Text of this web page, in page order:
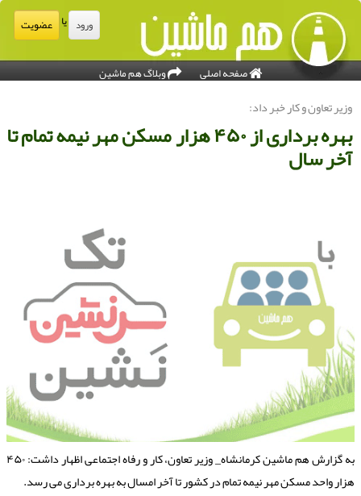
ورود عضویت
صفحه اصلی وبلاگ هم ماشین
وزیر تعاون و كار خبر داد:
بهره برداری از ۴۵۰ هزار مسكن مهر نیمه تمام تا
آخر سال
به گزارش هم ماشین كرمانشاه_ وزیر تعاون، كار و رفاه اجتماعی اظهار داشت: ۴۵۰
واحد مسكن مهر نیمه تمام در كشور تا آخر امسال به بهره برداری می رسد.